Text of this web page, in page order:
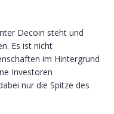
Decoin steht und
Es ist nicht
im Hintergrund
Investoren
nur die Spitze des